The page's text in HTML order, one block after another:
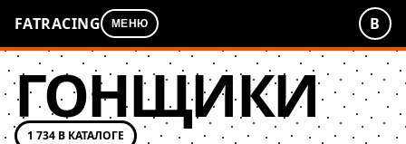
FATRACING МЕНЮ В
ГОНЩИКИ
1 734 В КАТАЛОГЕ